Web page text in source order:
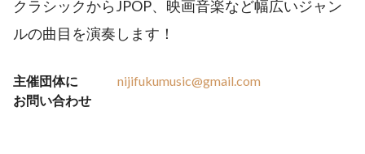
クラシックからJPOP、映画音楽など幅広いジャン
ルの曲目を演奏します！
主催団体に
お問い合わせ
nijifukumusic@gmail.com